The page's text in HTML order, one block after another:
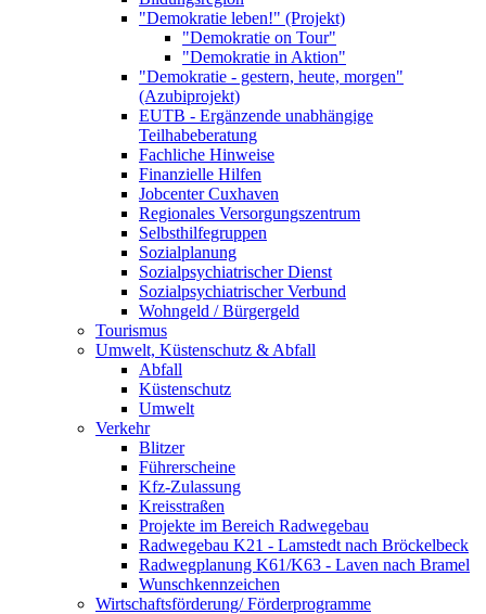
"Demokratie leben!" (Projekt)
"Demokratie on Tour"
"Demokratie in Aktion"
"Demokratie - gestern, heute, morgen"
(Azubiprojekt)
EUTB - Ergänzende unabhängige
Teilhabeberatung
Fachliche Hinweise
Finanzielle Hilfen
Jobcenter Cuxhaven
Regionales Versorgungszentrum
Selbsthilfegruppen
Sozialplanung
Sozialpsychiatrischer Dienst
Sozialpsychiatrischer Verbund
Wohngeld / Bürgergeld
Tourismus
Umwelt, Küstenschutz & Abfall
Abfall
Küstenschutz
Umwelt
Verkehr
Blitzer
Führerscheine
Kfz-Zulassung
Kreisstraßen
Projekte im Bereich Radwegebau
Radwegebau K21 - Lamstedt nach Bröckelbeck
Radwegplanung K61/K63 - Laven nach Bramel
Wunschkennzeichen
Wirtschaftsförderung/ Förderprogramme